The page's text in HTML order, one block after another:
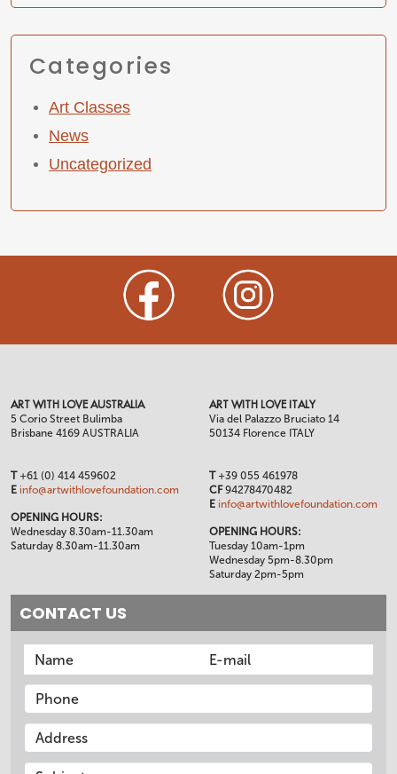
Categories
Art Classes
News
Uncategorized
ART WITH LOVE AUSTRALIA
5 Corio Street Bulimba
Brisbane 4169 AUSTRALIA
T+61 (0) 414 459602
E info@artwithlovefoundation.com
OPENING HOURS:
Wednesday 8.30am-11.30am
Saturday 8.30am-11.30am
ART WITH LOVE ITALY
Via del Palazzo Bruciato 14
50134 Florence ITALY
T+39 055 461978
CF94278470482
E info@artwithlovefoundation.com
OPENING HOURS:
Tuesday 10am-1pm
Wednesday 5pm-8.30pm
Saturday 2pm-5pm
CONTACT US